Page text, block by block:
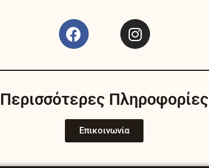
F
a
e
o
o
k
I
n
t
g
r
m
Περισσότερες Πληροφορίες
Επικοινωνία